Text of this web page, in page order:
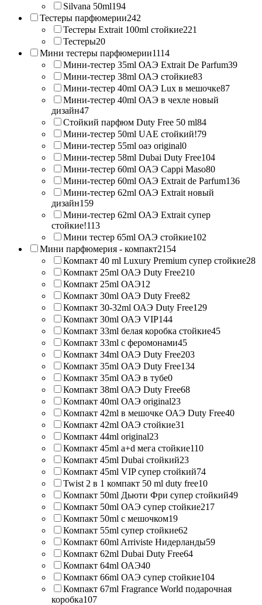
Silvana 50ml194
Тестеры парфюмерии242
Тестеры Extrait 100ml стойкие221
Тестеры20
Мини тестеры парфюмерии1114
Мини-тестер 35ml ОАЭ Extrait De Parfum39
Мини-тестер 38ml ОАЭ стойкие83
Мини-тестер 40ml ОАЭ Lux в мешочке87
Мини-тестер 40ml ОАЭ в чехле новый
дизайн47
Стойкий парфюм Duty Free 50 ml84
Мини-тестер 50ml UAE стойкий!79
Мини-тестер 55ml оаэ original0
Мини-тестер 58ml Dubai Duty Free104
Мини-тестер 60ml ОАЭ Cappi Maso80
Мини-тестер 60ml ОАЭ Extrait de Parfum136
Мини-тестер 62ml ОАЭ Extrait новый
дизайн159
Мини-тестер 62ml ОАЭ Extrait супер
стойкие!113
Мини тестер 65ml ОАЭ стойкие102
Мини парфюмерия - компакт2154
Компакт 40 ml Luxury Premium супер стойкие28
Компакт 25ml ОАЭ Duty Free210
Компакт 25ml ОАЭ12
Компакт 30ml ОАЭ Duty Free82
Компакт 30-32ml ОАЭ Duty Free129
Компакт 30ml ОАЭ VIP144
Компакт 33ml белая коробка стойкие45
Компакт 33ml с феромонами45
Компакт 34ml ОАЭ Duty Free203
Компакт 35ml ОАЭ Duty Free134
Компакт 35ml ОАЭ в тубе0
Компакт 38ml ОАЭ Duty Free68
Компакт 40ml ОАЭ original23
Компакт 42ml в мешочке ОАЭ Duty Free40
Компакт 42ml ОАЭ стойкие31
Компакт 44ml original23
Компакт 45ml a+d мега стойкие110
Компакт 45ml Dubai стойкий23
Компакт 45ml VIP супер стойкий74
Twist 2 в 1 компакт 50 ml duty free10
Компакт 50ml Дьюти Фри супер стойкий49
Компакт 50ml ОАЭ супер стойкие217
Компакт 50ml с мешочком19
Компакт 55ml супер стойкие62
Компакт 60ml Arriviste Нидерланды59
Компакт 62ml Dubai Duty Free64
Компакт 64ml ОАЭ40
Компакт 66ml ОАЭ супер стойкие104
Компакт 67ml Fragrance World подарочная
коробка107